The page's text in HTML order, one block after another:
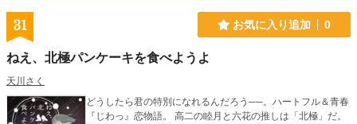
31 お気に入り追加 0
ねえ、北極パンケーキを食べようよ
天川さく
どうしたら君の特別になれるんだろう──。ハートフル＆青春
『じわっ』恋物語。 高二の睦月と六花の推しは「北極」だ。